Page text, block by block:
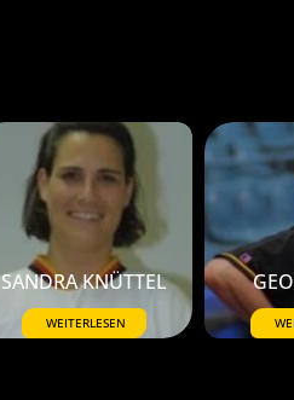
SANDRA KNÜTTEL
WEITERLESEN